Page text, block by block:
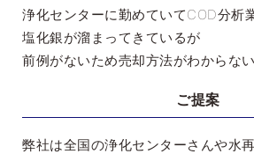
浄化センターに勤めていてCOD分析
塩化銀が溜まってきているが
前例がないため売却方法がわからない
ご提案
弊社は全国の浄化センターさんや水